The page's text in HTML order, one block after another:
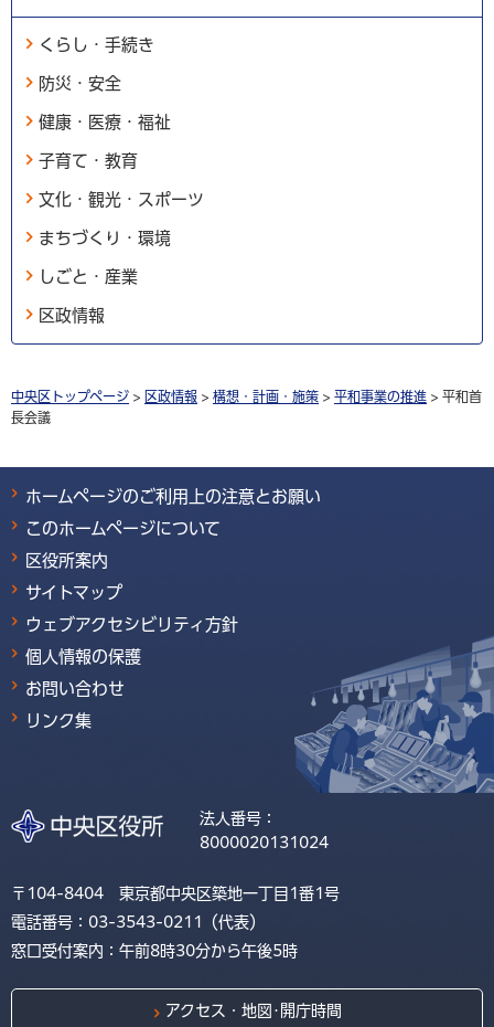
くらし・手続き
防災・安全
健康・医療・福祉
子育て・教育
文化・観光・スポーツ
まちづくり・環境
しごと・産業
区政情報
中央区トップページ > 区政情報 > 構想・計画・施策 > 平和事業の推進 > 平和首
長会議
ホームページのご利用上の注意とお願い
このホームページについて
区役所案内
サイトマップ
ウェブアクセシビリティ方針
個人情報の保護
お問い合わせ
リンク集
法人番号：
8000020131024
〒104-8404 東京都中央区築地一丁目1番1号
電話番号：03-3543-0211（代表）
窓口受付案内：午前8時30分から午後5時
アクセス・地図･開庁時間